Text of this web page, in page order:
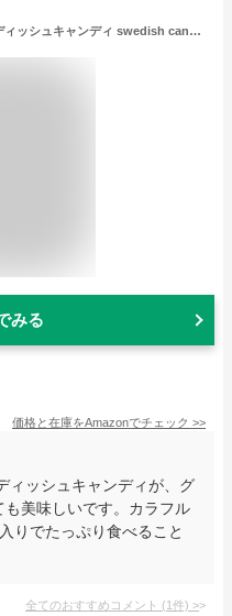
スウェーデンキャンディ スウェディッシュキャンディ swedish candy BUBS MIX 180g
みる
価格と在庫をAmazonでチェック >>
ィッシュキャンディが、グ
美味しいです。カラフル
りでたっぷり食べること
全てのおすすめコメント (1件) >